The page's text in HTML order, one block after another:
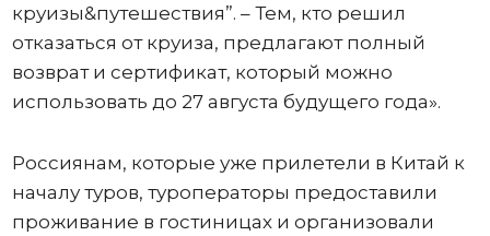
круизы&путешествия”. – Тем, кто решил
отказаться от круиза, предлагают полный
возврат и сертификат, который можно
использовать до 27 августа будущего года».
Россиянам, которые уже прилетели в Китай к
началу туров, туроператоры предоставили
проживание в гостиницах и организовали